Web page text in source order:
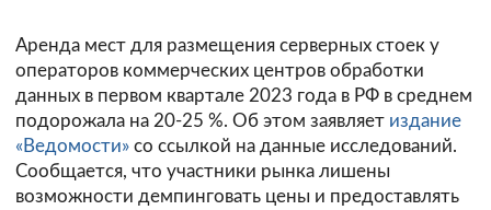
Аренда мест для размещения серверных стоек у
операторов коммерческих центров обработки
данных в первом квартале 2023 года в РФ в среднем
подорожала на 20-25 %. Об этом заявляет издание
«Ведомости» со ссылкой на данные исследований.
Сообщается, что участники рынка лишены
возможности демпинговать цены и предоставлять